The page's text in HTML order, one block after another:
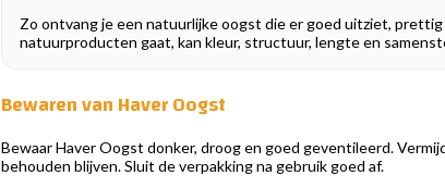
Zo ontvang je een natuurlijke oogst die er goed uitziet,
natuurproducten gaat, kan kleur, structuur, lengte en
Bewaren van Haver Oogst
Bewaar Haver Oogst donker, droog en goed geventileerd.
behouden blijven. Sluit de verpakking na gebruik goed af.